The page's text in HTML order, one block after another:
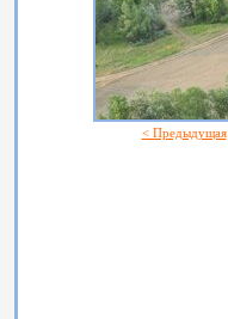
< Предыдущая